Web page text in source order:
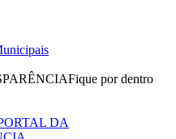
Fique por dentro
DA